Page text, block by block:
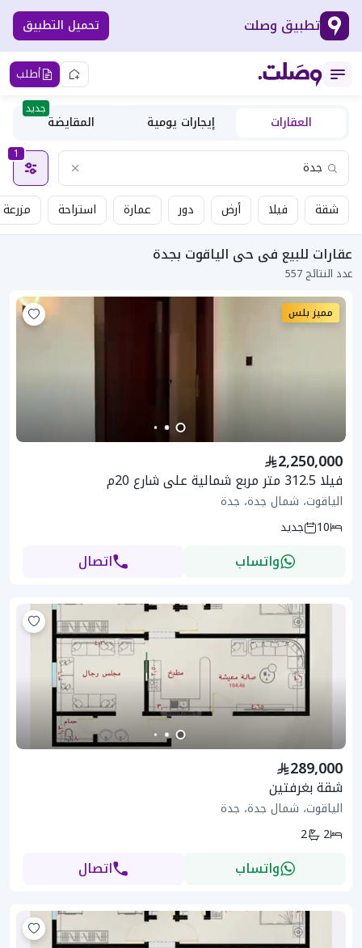
تطبيق وصلت تحميل التطبيق
أطلب
العقارات إيجارات يومية المقايضة
جديد
1
شقة فيلا أرض دور عمارة استراحة مزرعة
عقارات للبيع فى حى الياقوت بجدة
عدد النتائج 557
مميز بلس
2,250,000
فيلا 312.5 متر مربع شمالية على شارع 20م
الياقوت، شمال جدة، جدة
10
جديد
واتساب اتصال
289,000
شقة بغرفتين
الياقوت، شمال جدة، جدة
2
2
واتساب اتصال